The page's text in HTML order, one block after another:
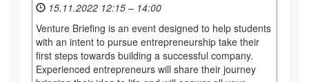
15.11.2022 12:15 – 14:00
Venture Briefing is an event designed to help students
with an intent to pursue entrepreneurship take their
first steps towards building a successful company.
Experienced entrepreneurs will share their journey